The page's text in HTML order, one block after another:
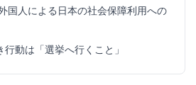
国人による日本の社会保障利用への
動は「選挙へ行くこと」